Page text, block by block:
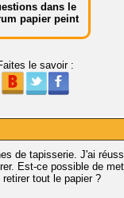
dans le
papier peint
le savoir :
de tapisserie. J'ai
Est-ce possible de
tout le papier ?